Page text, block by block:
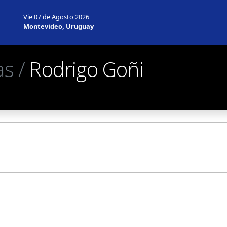
Vie 07 de Agosto 2026
Montevideo, Uruguay
/ Rodrigo Goñi